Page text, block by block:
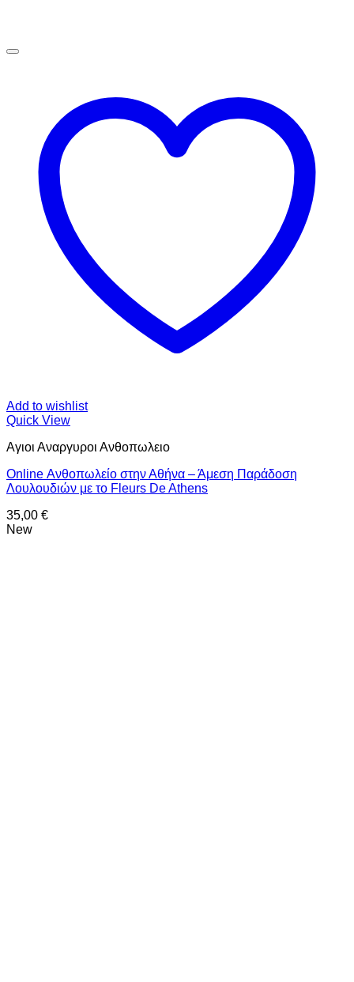
Add to wishlist
Quick View
Αγιοι Αναργυροι Ανθοπωλειο
Online Ανθοπωλείο στην Αθήνα – Άμεση Παράδοση
Λουλουδιών με το Fleurs De Athens
35,00 €
New